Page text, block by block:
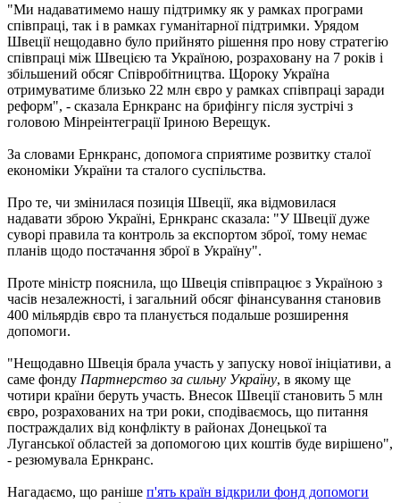
"Ми надаватимемо нашу підтримку як у рамках програми
співпраці, так і в рамках гуманітарної підтримки. Урядом
Швеції нещодавно було прийнято рішення про нову стратегію
співпраці між Швецією та Україною, розраховану на 7 років і
збільшений обсяг Співробітництва. Щороку Україна
отримуватиме близько 22 млн євро у рамках співпраці заради
реформ", - сказала Ернкранс на брифінгу після зустрічі з
головою Мінреінтеграції Іриною Верещук.
За словами Ернкранс, допомога сприятиме розвитку сталої
економіки України та сталого суспільства.
Про те, чи змінилася позиція Швеції, яка відмовилася
надавати зброю Україні, Ернкранс сказала: "У Швеції дуже
суворі правила та контроль за експортом зброї, тому немає
планів щодо постачання зброї в Україну".
Проте міністр пояснила, що Швеція співпрацює з Україною з
часів незалежності, і загальний обсяг фінансування становив
400 мільярдів євро та планується подальше розширення
допомоги.
"Нещодавно Швеція брала участь у запуску нової ініціативи, а
саме фонду Партнерство за сильну Україну, в якому ще
чотири країни беруть участь. Внесок Швеції становить 5 млн
євро, розрахованих на три роки, сподіваємось, що питання
постраждалих від конфлікту в районах Донецької та
Луганської областей за допомогою цих коштів буде вирішено",
- резюмувала Ернкранс.
Нагадаємо, що раніше п'ять країн відкрили фонд допомоги